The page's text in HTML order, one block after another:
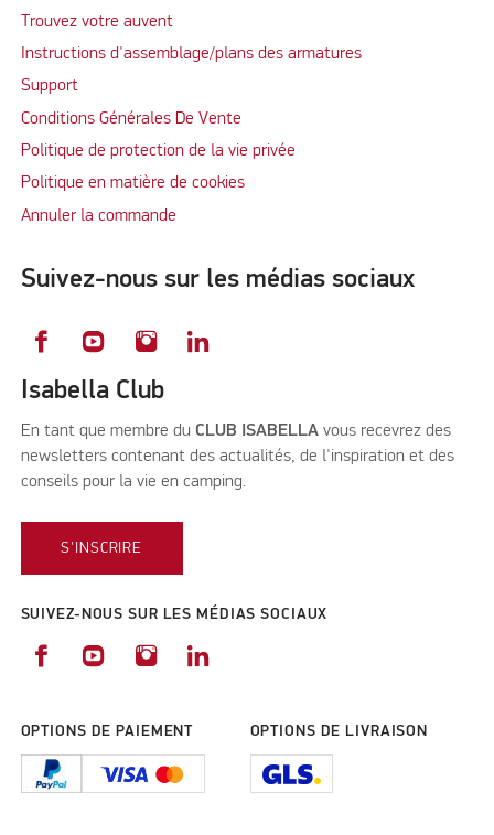
Trouvez votre auvent
Instructions d'assemblage/plans des armatures
Support
Conditions Générales De Vente
Politique de protection de la vie privée
Politique en matière de cookies
Annuler la commande
Suivez-nous sur les médias sociaux
Isabella Club
En tant que membre du CLUB ISABELLA vous recevrez des
newsletters contenant des actualités, de l'inspiration et des
conseils pour la vie en camping.
S'INSCRIRE
SUIVEZ-NOUS SUR LES MÉDIAS SOCIAUX
OPTIONS DE PAIEMENT OPTIONS DE LIVRAISON